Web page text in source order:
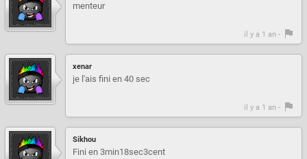
menteur
il y a 1 an -
xenar
je l'ais fini en 40 sec
il y a 1 an -
Sikhou
Fini en 3min18sec3cent